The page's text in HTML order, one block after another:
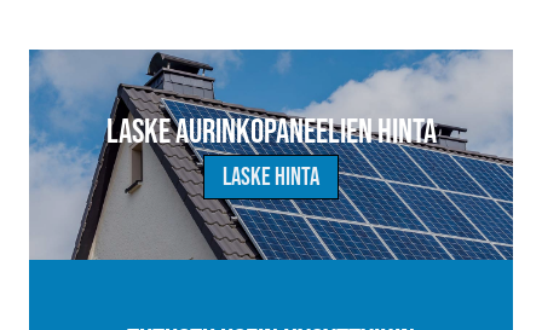
Laske aurinkopaneelien hinta
Laske hinta